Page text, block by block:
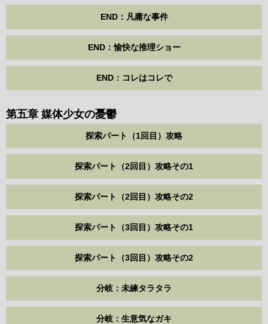
END：凡庸な事件
END：愉快な推理ショー
END：コレはコレで
第五章 媒体少女の憂鬱
探索パート（1回目）攻略
探索パート（2回目）攻略その1
探索パート（2回目）攻略その2
探索パート（3回目）攻略その1
探索パート（3回目）攻略その2
分岐：未練タラタラ
分岐：生意気なガキ